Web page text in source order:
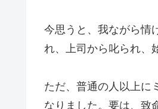
今思うと、我ながら情
れ、上司から叱られ、
ただ、普通の人以上に
なりました。要は、致